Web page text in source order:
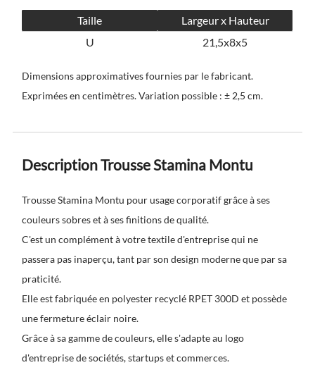
Taille
Largeur x Hauteur
U
21,5x8x5
Dimensions approximatives fournies par le fabricant.
Exprimées en centimètres. Variation possible : ± 2,5 cm.
Description Trousse Stamina Montu
Trousse Stamina Montu pour usage corporatif grâce à ses
couleurs sobres et à ses finitions de qualité.
C'est un complément à votre textile d'entreprise qui ne
passera pas inaperçu, tant par son design moderne que par sa
praticité.
Elle est fabriquée en polyester recyclé RPET 300D et possède
une fermeture éclair noire.
Grâce à sa gamme de couleurs, elle s'adapte au logo
d'entreprise de sociétés, startups et commerces.